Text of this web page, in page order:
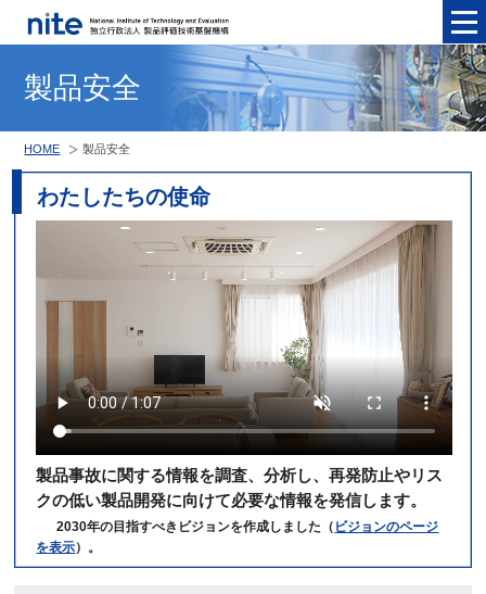
製品安全
HOME 製品安全
わたしたちの使命
製品事故に関する情報を調査、分析し、再発防止やリス
クの低い製品開発に向けて必要な情報を発信します。
2030年の目指すべきビジョンを作成しました（ ビジョンのページ
を表示）。